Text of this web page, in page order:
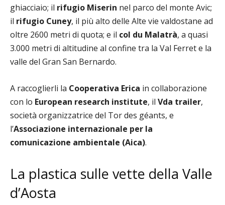
ghiacciaio; il rifugio Miserin nel parco del monte Avic;
il rifugio Cuney, il più alto delle Alte vie valdostane ad
oltre 2600 metri di quota; e il col du Malatrà, a quasi
3.000 metri di altitudine al confine tra la Val Ferret e la
valle del Gran San Bernardo.
A raccoglierli la Cooperativa Erica in collaborazione
con lo European research institute, il Vda trailer,
società organizzatrice del Tor des géants, e
l’Associazione internazionale per la
comunicazione ambientale (Aica).
La plastica sulle vette della Valle
d’Aosta